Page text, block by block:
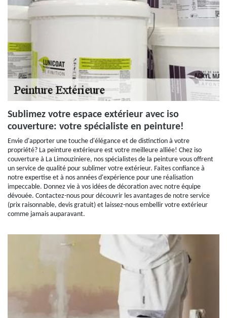
Sublimez votre espace extérieur avec iso
couverture: votre spécialiste en peinture!
Envie d'apporter une touche d'élégance et de distinction à votre
propriété? La peinture extérieure est votre meilleure alliée! Chez iso
couverture à La Limouziniere, nos spécialistes de la peinture vous offrent
un service de qualité pour sublimer votre extérieur. Faites confiance à
notre expertise et à nos années d'expérience pour une réalisation
impeccable. Donnez vie à vos idées de décoration avec notre équipe
dévouée. Contactez-nous pour découvrir les avantages de notre service
(prix raisonnable, devis gratuit) et laissez-nous embellir votre extérieur
comme jamais auparavant.